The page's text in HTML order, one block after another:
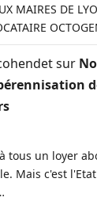
MAIRES DE
sur
tous un loyer
Mais c'est